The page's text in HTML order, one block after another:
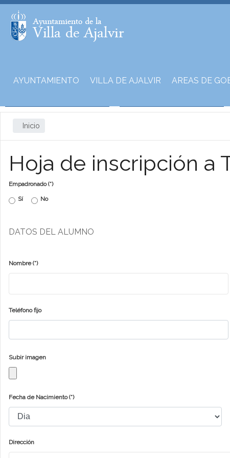
AYUNTAMIENTO VILLA DE AJALVIR AREAS DE
Inicio
Hoja de inscripción a
Empadronado (*)
Sí No
DATOS DEL ALUMNO
Nombre (*)
Teléfono fijo
Subir imagen
Fecha de Nacimiento (*)
Dirección